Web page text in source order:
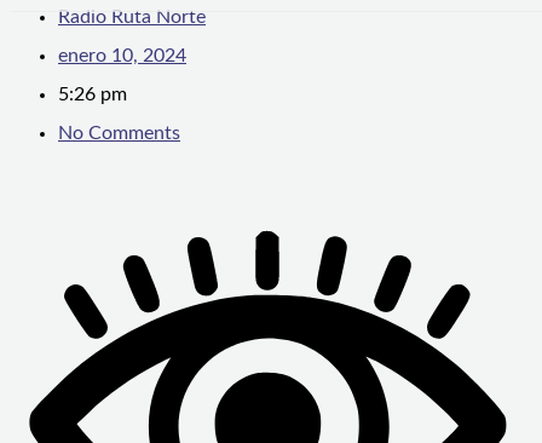
Radio Ruta Norte
enero 10, 2024
5:26 pm
No Comments